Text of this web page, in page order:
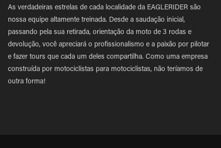
As verdadeiras estrelas de cada localidade da EAGLERIDER são
nossa equipe altamente treinada. Desde a saudação inicial,
passando pela sua retirada, orientação da moto de 3 rodas e
devolução, você apreciará o profissionalismo e a paixão por pilotar
e fazer tours que cada um deles compartilha. Como uma empresa
construída por motociclistas para motociclistas, não teríamos de
outra forma!